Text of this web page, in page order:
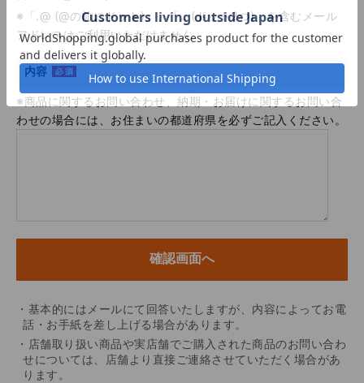
※「.@ (@の前にドット)」、「.. (ドット2つ)」を含むメール
アドレスはご利用いただけません
内容
※商品に関するお問い合わせ、納期・お届けに関するお問い合
わせの場合には、お住まいの都道府県を必ずご記入ください。
・基本的にはメールにて回答いたしますが、内容によってお電
話・お手紙を差し上げる場合があります。
・店舗取り扱い商品や実店舗でご購入された商品のお問い合わ
せについては、店舗より直接ご連絡させていただく場合があ
ります。